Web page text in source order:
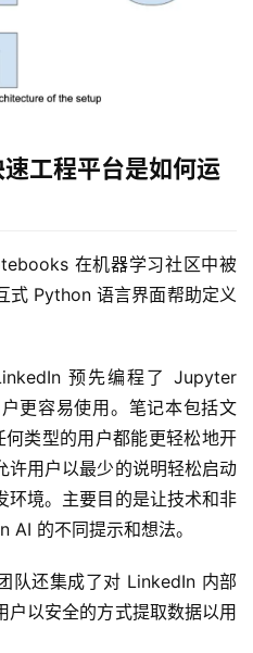
工程平台是如何运
在机器学习社区中被
式 Python 语言界面帮助定义
预先编程了 Jupyter
更容易使用。笔记本包括文
类型的用户都能更轻松地开
许用户以最少的说明轻松启动
环境。主要目的是让技术和非
AI 的不同提示和想法。
队还集成了对 LinkedIn 内部
户以安全的方式提取数据以用